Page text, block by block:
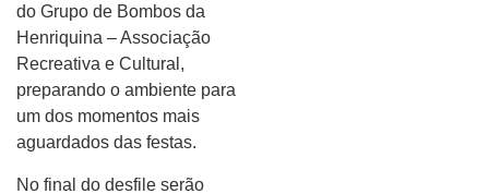
do Grupo de Bombos da
Henriquina – Associação
Recreativa e Cultural,
preparando o ambiente para
um dos momentos mais
aguardados das festas.
No final do desfile serão